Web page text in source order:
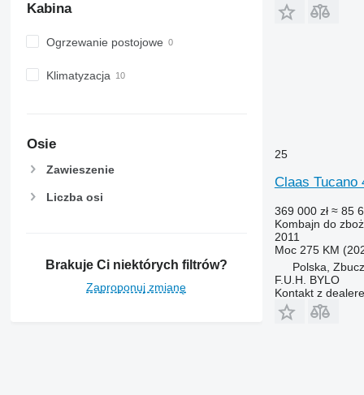
Kabina
Ogrzewanie postojowe
Klimatyzacja
Osie
Zawieszenie
Liczba osi
Brakuje Ci niektórych filtrów?
Zaproponuj zmianę
25
Claas Tucano
369 000 zł ≈ 85
Kombajn do
2011
Moc 275 KM
Polska,
F.U.H. BYLO
Kontakt z